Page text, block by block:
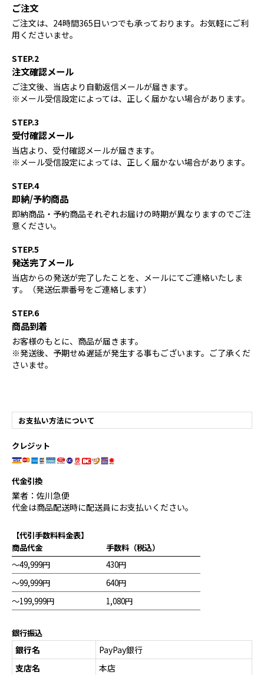
ご注文
ご注文は、24時間365日いつでも承っております。お気軽にご利
用くださいませ。
STEP.2
注文確認メール
ご注文後、当店より自動返信メールが届きます。
※メール受信設定によっては、正しく届かない場合があります。
STEP.3
受付確認メール
当店より、受付確認メールが届きます。
※メール受信設定によっては、正しく届かない場合があります。
STEP.4
即納/予約商品
即納商品・予約商品それぞれお届けの時期が異なりますのでご注
意ください。
STEP.5
発送完了メール
当店からの発送が完了したことを、メールにてご連絡いたしま
す。（発送伝票番号をご連絡します）
STEP.6
商品到着
お客様のもとに、商品が届きます。
※発送後、予期せぬ遅延が発生する事もございます。ご了承くだ
さいませ。
お支払い方法について
クレジット
代金引換
業者：佐川急便
代金は商品配送時に配送員にお支払いください。
【代引手数料料金表】
商品代金
～49,999円
～99,999円
～199,999円
手数料（税込）
430円
640円
1,080円
銀行振込
銀行名
PayPay銀行
支店名
本店